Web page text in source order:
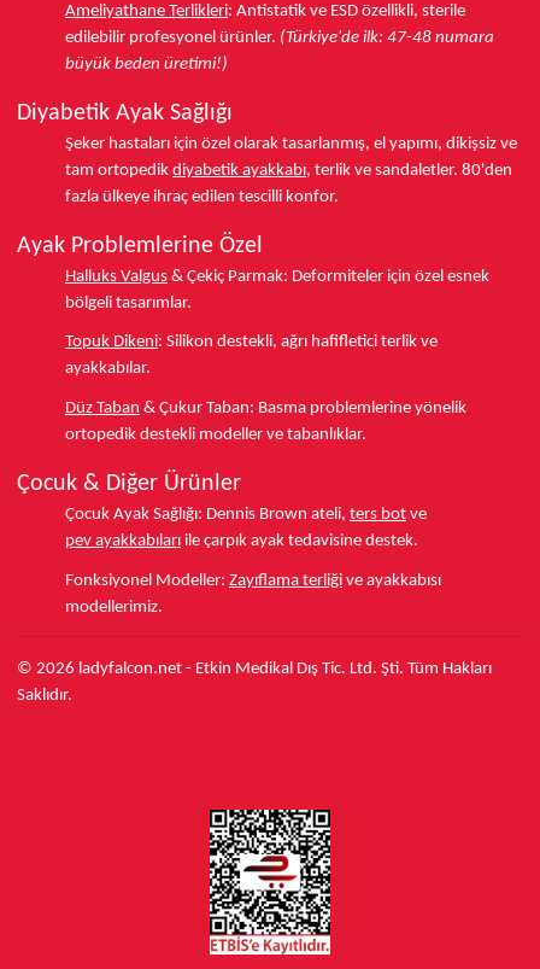
Ameliyathane Terlikleri: Antistatik ve ESD özellikli, sterile
edilebilir profesyonel ürünler. (Türkiye'de ilk: 47-48 numara
büyük beden üretimi!)
Diyabetik Ayak Sağlığı
Şeker hastaları için özel olarak tasarlanmış, el yapımı, dikişsiz ve
tam ortopedik diyabetik ayakkabı, terlik ve sandaletler. 80'den
fazla ülkeye ihraç edilen tescilli konfor.
Ayak Problemlerine Özel
Halluks Valgus & Çekiç Parmak: Deformiteler için özel esnek
bölgeli tasarımlar.
Topuk Dikeni: Silikon destekli, ağrı hafifletici terlik ve
ayakkabılar.
Düz Taban & Çukur Taban: Basma problemlerine yönelik
ortopedik destekli modeller ve tabanlıklar.
Çocuk & Diğer Ürünler
Çocuk Ayak Sağlığı: Dennis Brown ateli, ters bot ve
pev ayakkabıları ile çarpık ayak tedavisine destek.
Fonksiyonel Modeller: Zayıflama terliği ve ayakkabısı
modellerimiz.
© 2026 ladyfalcon.net - Etkin Medikal Dış Tic. Ltd. Şti. Tüm Hakları
Saklıdır.